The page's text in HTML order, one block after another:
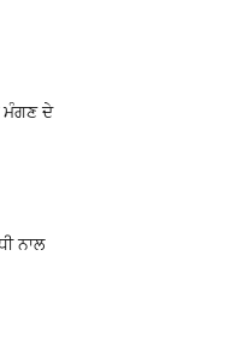
ਮੰਗਣ ਦੇ
ਨਾਲ